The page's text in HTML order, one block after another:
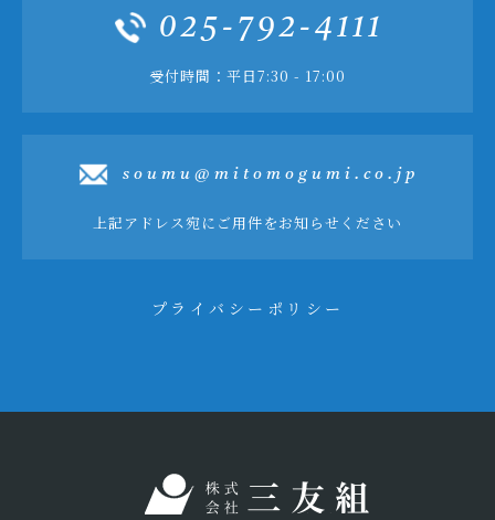
025-792-4111
受付時間：平日7:30 - 17:00
soumu@mitomogumi.co.jp
上記アドレス宛にご用件をお知らせください
プライバシーポリシー